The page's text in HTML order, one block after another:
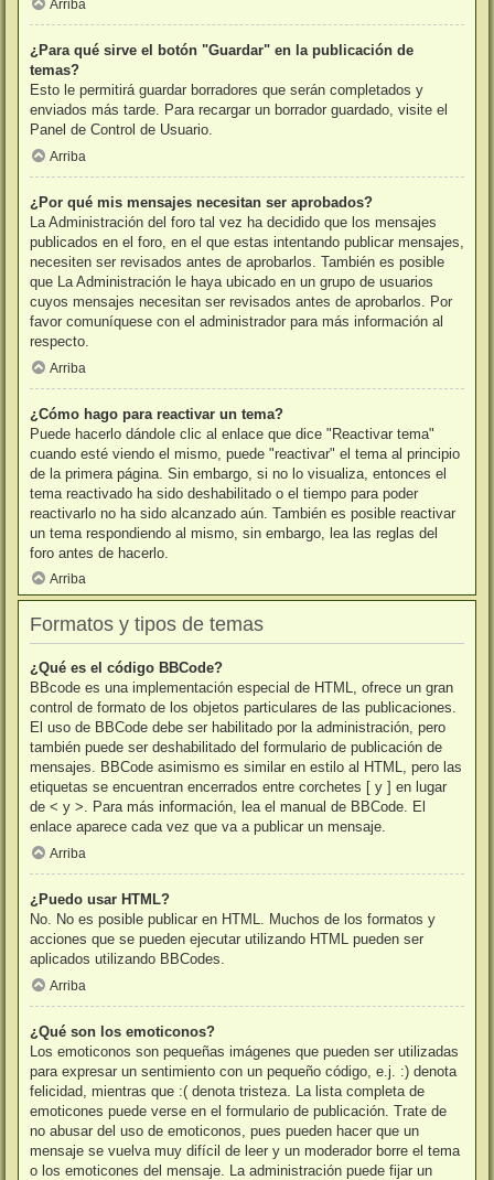
Arriba
¿Para qué sirve el botón "Guardar" en la publicación de
temas?
Esto le permitirá guardar borradores que serán completados y
enviados más tarde. Para recargar un borrador guardado, visite el
Panel de Control de Usuario.
Arriba
¿Por qué mis mensajes necesitan ser aprobados?
La Administración del foro tal vez ha decidido que los mensajes
publicados en el foro, en el que estas intentando publicar mensajes,
necesiten ser revisados antes de aprobarlos. También es posible
que La Administración le haya ubicado en un grupo de usuarios
cuyos mensajes necesitan ser revisados antes de aprobarlos. Por
favor comuníquese con el administrador para más información al
respecto.
Arriba
¿Cómo hago para reactivar un tema?
Puede hacerlo dándole clic al enlace que dice "Reactivar tema"
cuando esté viendo el mismo, puede "reactivar" el tema al principio
de la primera página. Sin embargo, si no lo visualiza, entonces el
tema reactivado ha sido deshabilitado o el tiempo para poder
reactivarlo no ha sido alcanzado aún. También es posible reactivar
un tema respondiendo al mismo, sin embargo, lea las reglas del
foro antes de hacerlo.
Arriba
Formatos y tipos de temas
¿Qué es el código BBCode?
BBcode es una implementación especial de HTML, ofrece un gran
control de formato de los objetos particulares de las publicaciones.
El uso de BBCode debe ser habilitado por la administración, pero
también puede ser deshabilitado del formulario de publicación de
mensajes. BBCode asimismo es similar en estilo al HTML, pero las
etiquetas se encuentran encerrados entre corchetes [ y ] en lugar
de < y >. Para más información, lea el manual de BBCode. El
enlace aparece cada vez que va a publicar un mensaje.
Arriba
¿Puedo usar HTML?
No. No es posible publicar en HTML. Muchos de los formatos y
acciones que se pueden ejecutar utilizando HTML pueden ser
aplicados utilizando BBCodes.
Arriba
¿Qué son los emoticonos?
Los emoticonos son pequeñas imágenes que pueden ser utilizadas
para expresar un sentimiento con un pequeño código, e.j. :) denota
felicidad, mientras que :( denota tristeza. La lista completa de
emoticones puede verse en el formulario de publicación. Trate de
no abusar del uso de emoticonos, pues pueden hacer que un
mensaje se vuelva muy difícil de leer y un moderador borre el tema
o los emoticones del mensaje. La administración puede fijar un